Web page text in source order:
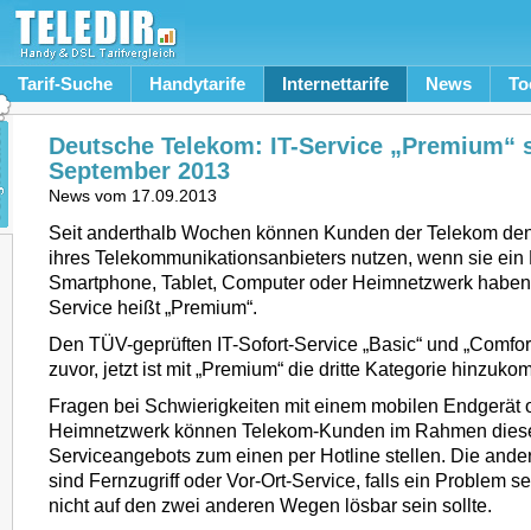
Tarif-Suche Handytarife Internettarife News
Deutsche Telekom: IT-Service „Premium“
September 2013
News vom 17.09.2013
Seit anderthalb Wochen können Kunden der Telekom
ihres Telekommunikationsanbieters nutzen, wenn sie ein
Smartphone, Tablet, Computer oder Heimnetzwerk
Service heißt „Premium“.
Den TÜV-geprüften IT-Sofort-Service „Basic“ und
zuvor, jetzt ist mit „Premium“ die dritte Kategorie
Fragen bei Schwierigkeiten mit einem mobilen Endgerät
Heimnetzwerk können Telekom-Kunden im Rahmen
Serviceangebots zum einen per Hotline stellen. Die
sind Fernzugriff oder Vor-Ort-Service, falls ein Problem
nicht auf den zwei anderen Wegen lösbar sein sollte.